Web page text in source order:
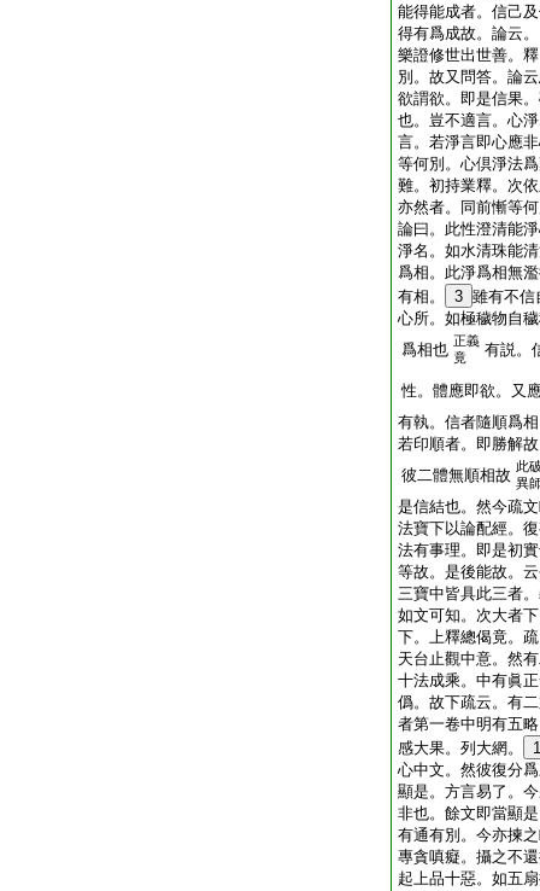
能得能成者。信己
得有爲成故。論云
樂證修世出世善。
別。故又問答。論
欲謂欲。即是信果
也。豈不適言。心
言。若淨言即心應
等何別。心倶淨法
難。初持業釋。次
亦然者。同前慚等
論曰。此性澄清能
淨名。如水清珠能
爲相。此淨爲相無
有相。
3 雖有不信
心所。如極穢物自
爲相也 正義
竟
有説。
性。體應即欲。又
有執。信者隨順爲
若印順者。即勝解
彼二體無順相故 此
異
是信結也。然今疏
法寶下以論配經。
法有事理。即是初
等故。是後能故。
三寶中皆具此三者
如文可知。次大者
下。上釋總偈竟。
天台止觀中意。然
十法成乘。中有眞
僞。故下疏云。有
者第一卷中明有五
感大果。列大網。
1
心中文。然彼復分
顯是。方言易了。
非也。餘文即當顯
有通有別。今亦揀
專貪嗔癡。攝之不
起上品十惡。如五